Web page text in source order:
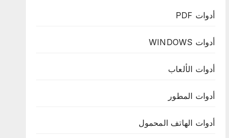
أدوات PDF
أدوات WINDOWS
أدوات الألعاب
أدوات المطور
أدوات الهاتف المحمول